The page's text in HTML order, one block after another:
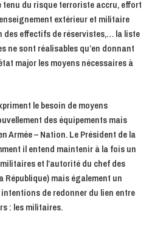
tenu du risque terroriste accru, effort
extérieur et militaire
des effectifs de réservistes,… la liste
ne sont réalisables qu’en donnant
major les moyens nécessaires à
le besoin de moyens
des équipements mais
Armée – Nation. Le Président de la
il entend maintenir à la fois un
et l’autorité du chef des
République) mais également un
de redonner du lien entre
: les militaires.